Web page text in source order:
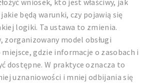
wniosek, kto jest właściwy, jak
będą warunki, czy pojawią się
logiki. Ta ustawa to zmienia.
zorganizowany model obsługi
gdzie informacje o zasobach i
dostępne. W praktyce oznacza to
uznaniowości i mniej odbijania się